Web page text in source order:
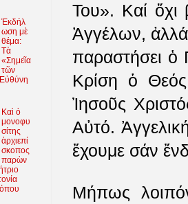
Του». Καί ὄχι
Ἀγγέλων,
παραστήσει ὁ
Κρίση ὁ
Ἰησοῦς
Αὐτό.
ἔχουμε σάν
Μήπως
Ἐκδήλ
ωση μὲ
θέμα:
Τὰ
«Σημεῖα
τῶν
Καὶ ὁ
μονοφυ
σίτης
ἀρχιεπί
σκοπος
παρὼν